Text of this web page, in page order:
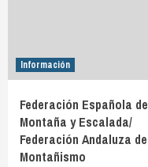
Información
Federación Española de
Montaña y Escalada/
Federación Andaluza de
Montañismo